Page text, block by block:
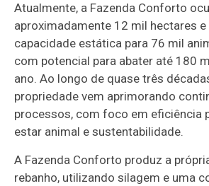
Atualmente, a Fazenda Conforto
aproximadamente 12 mil hectares e
capacidade estática para 76 mil
com potencial para abater até 180
ano. Ao longo de quase três
propriedade vem aprimorando
processos, com foco em eficiência
estar animal e sustentabilidade.
A Fazenda Conforto produz a
rebanho, utilizando silagem e uma